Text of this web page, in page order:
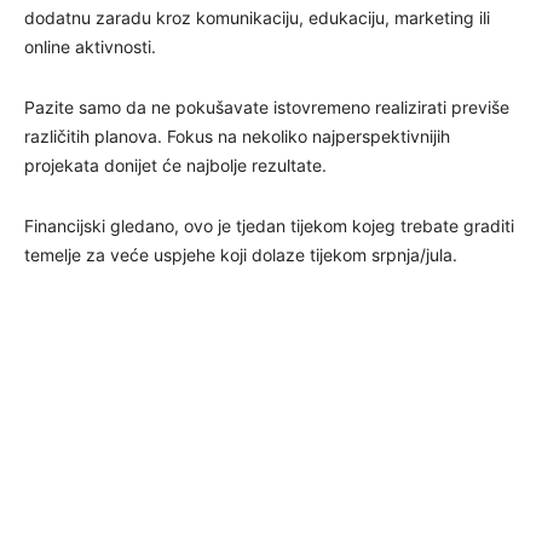
dodatnu zaradu kroz komunikaciju, edukaciju, marketing ili
online aktivnosti.
Pazite samo da ne pokušavate istovremeno realizirati previše
različitih planova. Fokus na nekoliko najperspektivnijih
projekata donijet će najbolje rezultate.
Financijski gledano, ovo je tjedan tijekom kojeg trebate graditi
temelje za veće uspjehe koji dolaze tijekom srpnja/jula.